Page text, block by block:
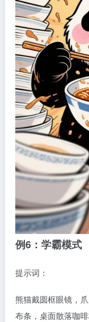
例6：学霸模式
提示词：
熊猫戴圆框眼镜，
布条，桌面散落咖